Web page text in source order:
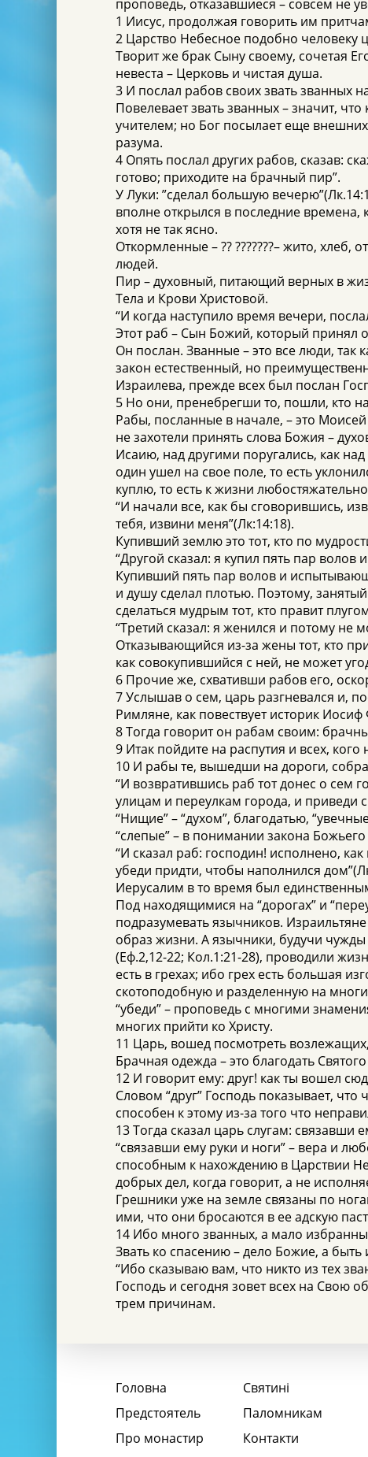
проповедь, отказавшиеся – совсем не
1 Иисус, продолжая говорить им
2 Царство Небесное подобно человеку
Творит же брак Сыну своему, сочетая
невеста – Церковь и чистая душа.
3 И послал рабов своих звать званных
Повелевает звать званных – значит,
учителем; но Бог посылает еще
разума.
4 Опять послал других рабов, сказав:
готово; приходите на брачный пир”.
У Луки: ”сделал большую
вполне открылся в последние времена,
хотя не так ясно.
Откормленные – ?? ???????– жито,
людей.
Пир – духовный, питающий верных в
Тела и Крови Христовой.
“И когда наступило время вечери,
Этот раб – Сын Божий, который принял
Он послан. Званные – это все люди, так
закон естественный, но
Израилева, прежде всех был послан
5 Но они, пренебрегши то, пошли, кто
Рабы, посланные в начале, – это
не захотели принять слова Божия –
Исаию, над другими поругались, как
один ушел на свое поле, то есть
куплю, то есть к жизни
“И начали все, как бы сговорившись,
тебя, извини меня”(Лк:14:18).
Купивший землю это тот, кто по
“Другой сказал: я купил пять пар
Купивший пять пар волов и
и душу сделал плотью. Поэтому,
сделаться мудрым тот, кто правит
“Третий сказал: я женился и потому не
Отказывающийся из-за жены тот, кто
как совокупившийся с ней, не может
6 Прочие же, схвативши рабов его,
7 Услышав о сем, царь разгневался и,
Римляне, как повествует историк
8 Тогда говорит он рабам своим:
9 Итак пойдите на распутия и всех,
10 И рабы те, вышедши на дороги,
“И возвратившись раб тот донес о сем
улицам и переулкам города, и приведи
“Нищие” – “духом”, благодатью,
“слепые” – в понимании закона
“И сказал раб: господин! исполнено,
убеди придти, чтобы наполнился
Иерусалим в то время был
Под находящимися на “дорогах” и
подразумевать язычников.
образ жизни. А язычники, будучи
(Еф.2,12-22; Кол.1:21-28), проводили
есть в грехах; ибо грех есть большая
скотоподобную и разделенную на
“убеди” – проповедь с многими
многих прийти ко Христу.
11 Царь, вошед посмотреть
Брачная одежда – это благодать
12 И говорит ему: друг! как ты вошел
Словом “друг” Господь показывает,
способен к этому из-за того что
13 Тогда сказал царь слугам:
“связавши ему руки и ноги” – вера и
способным к нахождению в Царствии
добрых дел, когда говорит, а не
Грешники уже на земле связаны по
ими, что они бросаются в ее адскую
14 Ибо много званных, а мало
Звать ко спасению – дело Божие, а
“Ибо сказываю вам, что никто из тех
Господь и сегодня зовет всех на Свою
трем причинам.
Головна
Предстоятель
Про монастир
Святині
Паломникам
Контакти